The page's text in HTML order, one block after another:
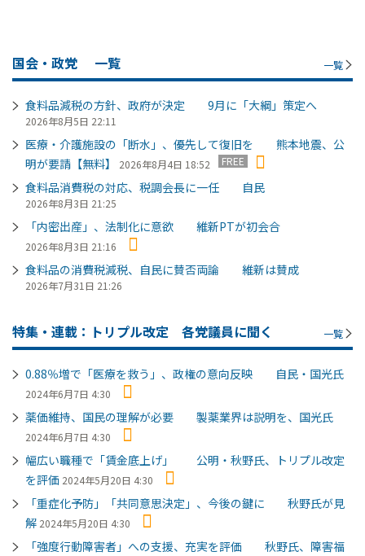
国会・政党 一覧 一覧
食料品減税の方針、政府が決定 9月に「大綱」策定へ
2026年8月5日 22:11
医療・介護施設の「断水」、優先して復旧を 熊本地震、公
明が要請【無料】
2026年8月4日 18:52 FREE
食料品消費税の対応、税調会長に一任 自民
2026年8月3日 21:25
「内密出産」、法制化に意欲 維新PTが初会合
2026年8月3日 21:16
食料品の消費税減税、自民に賛否両論 維新は賛成
2026年7月31日 21:26
特集・連載：トリプル改定 各党議員に聞く 一覧
0.88％増で「医療を救う」、政権の意向反映 自民・国光氏
2024年6月7日 4:30
薬価維持、国民の理解が必要 製薬業界は説明を、国光氏
2024年6月7日 4:30
幅広い職種で「賃金底上げ」 公明・秋野氏、トリプル改定
を評価 2024年5月20日 4:30
「重症化予防」「共同意思決定」、今後の鍵に 秋野氏が見
解 2024年5月20日 4:30
「強度行動障害者」への支援、充実を評価 秋野氏、障害福